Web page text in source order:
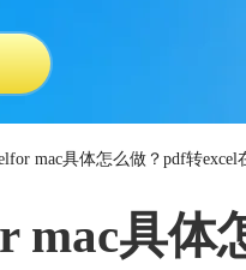
mac具体怎么做？pdf转
mac具体